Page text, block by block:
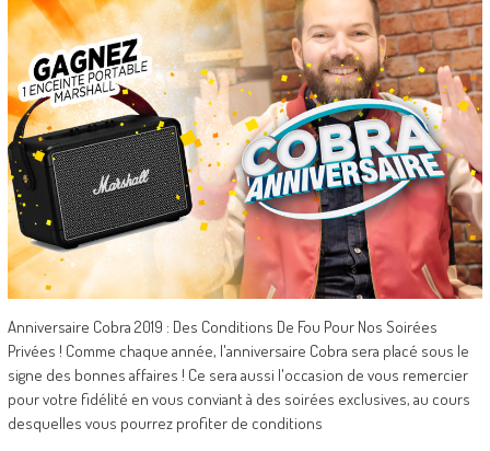
Anniversaire Cobra 2019 : Des Conditions De Fou Pour Nos Soirées
Privées ! Comme chaque année, l'anniversaire Cobra sera placé sous le
signe des bonnes affaires ! Ce sera aussi l'occasion de vous remercier
pour votre fidélité en vous conviant à des soirées exclusives, au cours
desquelles vous pourrez profiter de conditions